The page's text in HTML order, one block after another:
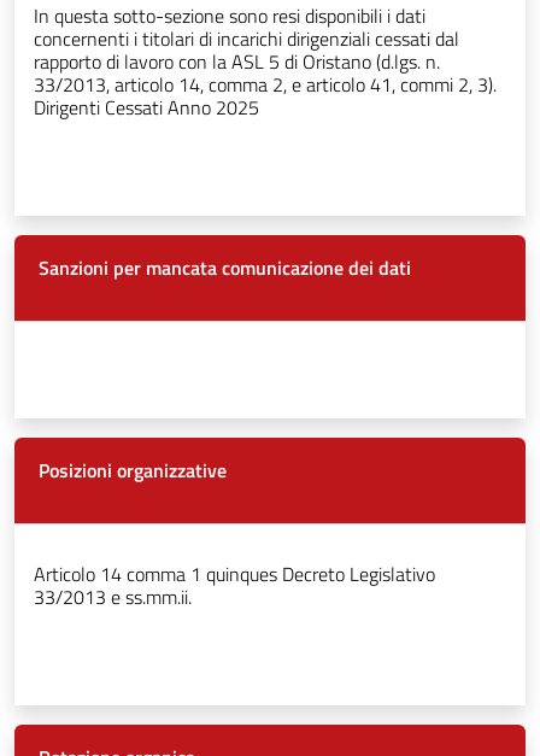
In questa sotto-sezione sono resi disponibili i dati
concernenti i titolari di incarichi dirigenziali cessati dal
rapporto di lavoro con la ASL 5 di Oristano (d.lgs. n.
33/2013, articolo 14, comma 2, e articolo 41, commi 2, 3).
Dirigenti Cessati Anno 2025
Sanzioni per mancata comunicazione dei dati
Posizioni organizzative
Articolo 14 comma 1 quinques Decreto Legislativo
33/2013 e ss.mm.ii.